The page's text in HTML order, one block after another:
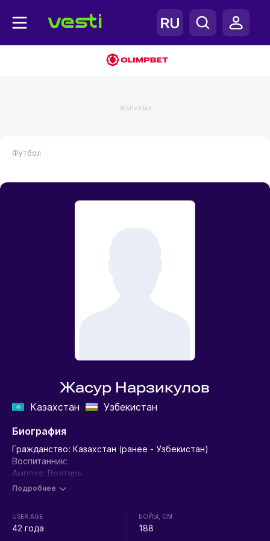
ЖАРНАМА
Футбол
Жасур Нарзикулов
Казахстан
Узбекистан
Биография
Гражданство: Казахстан (ранее - Узбекистан)
Воспитанник:
Амплуа: Вратарь
Рост: 189 см
Выступления:
Чемпионат Казахстана:
Подробнее
USER.AGE
42 года
БОЙЫ, СМ
188